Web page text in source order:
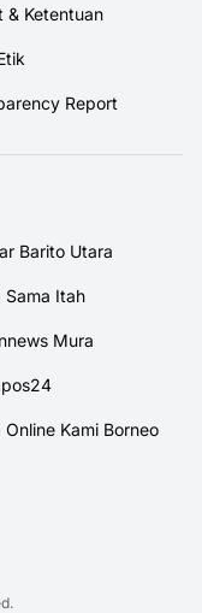
& Ketentuan
Report
Barito Utara
Sama Itah
Mura
Online Kami Borneo